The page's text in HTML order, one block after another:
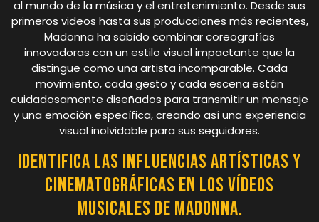
al mundo de la música y el entretenimiento. Desde sus
primeros videos hasta sus producciones más recientes,
Madonna ha sabido combinar coreografías
innovadoras con un estilo visual impactante que la
distingue como una artista incomparable. Cada
movimiento, cada gesto y cada escena están
cuidadosamente diseñados para transmitir un mensaje
y una emoción específica, creando así una experiencia
visual inolvidable para sus seguidores.
Identifica las influencias artísticas y
cinematográficas en los vídeos
musicales de Madonna.